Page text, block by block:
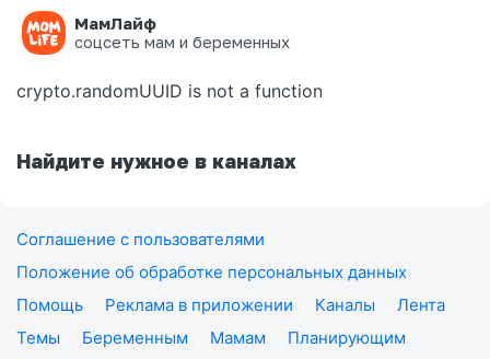
МамЛайф
соцсеть мам и беременных
Ошибка на странице
crypto.randomUUID is not a function
Найдите нужное в каналах
Соглашение с пользователями
Положение об обработке персональных данных
Помощь
Реклама в приложении Каналы
Лента
Темы
Беременным Мамам
Планирующим